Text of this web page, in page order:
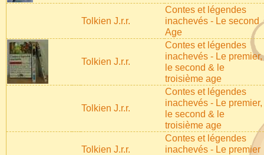
Tolkien J.r.r.
Contes et légendes
inachevés - Le second
Age
Tolkien J.r.r.
Contes et légendes
inachevés - Le premier,
le second & le
troisième age
Tolkien J.r.r.
Contes et légendes
inachevés - Le premier,
le second & le
troisième age
Tolkien J.r.r.
Contes et légendes
inachevés - Le premier